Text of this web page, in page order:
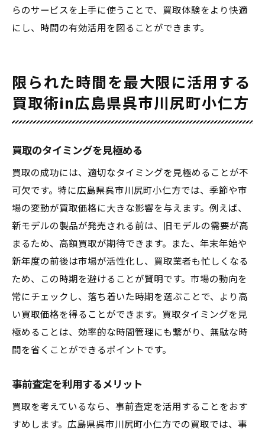
らのサービスを上手に使うことで、買取体験をより快適
にし、時間の有効活用を図ることができます。
限られた時間を最大限に活用する
買取術in広島県呉市川尻町小仁方
買取のタイミングを見極める
買取の成功には、適切なタイミングを見極めることが不
可欠です。特に広島県呉市川尻町小仁方では、季節や市
場の変動が買取価格に大きな影響を与えます。例えば、
新モデルの製品が発売される前は、旧モデルの需要が高
まるため、高額買取が期待できます。また、年末年始や
新年度の前後は市場が活性化し、買取業者も忙しくなる
ため、この時期を避けることが賢明です。市場の動向を
常にチェックし、落ち着いた時期を選ぶことで、より高
い買取価格を得ることができます。買取タイミングを見
極めることは、効率的な時間管理にも繋がり、無駄な時
間を省くことができるポイントです。
事前査定を利用するメリット
買取を考えているなら、事前査定を活用することをおす
すめします。広島県呉市川尻町小仁方での買取では、事